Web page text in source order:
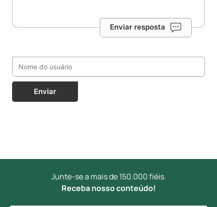
Enviar resposta
Enviar
Junte-se a mais de 150.000 fiéis.
Receba nosso conteúdo!